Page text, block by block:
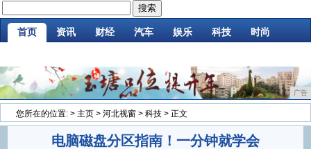
首页 资讯 财经 汽车 娱乐 科技 时尚
广告
您所在的位置: > 主页 > 河北视窗 > 科技 > 正文
电脑磁盘分区指南！一分钟就学会